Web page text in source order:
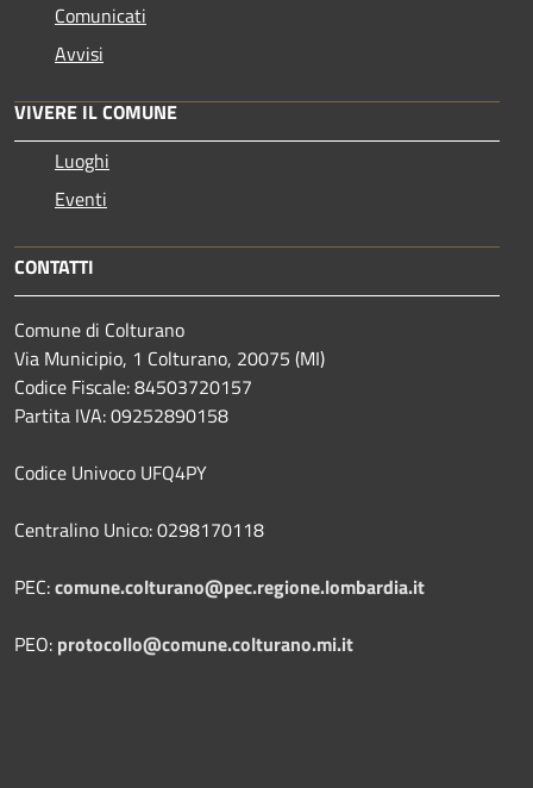
Comunicati
Avvisi
VIVERE IL COMUNE
Luoghi
Eventi
CONTATTI
Comune di Colturano
Via Municipio, 1 Colturano, 20075 (MI)
Codice Fiscale: 84503720157
Partita IVA: 09252890158
Codice Univoco UFQ4PY
Centralino Unico: 0298170118
PEC:comune.colturano@pec.regione.lombardia.it
PEO: protocollo@comune.colturano.mi.it